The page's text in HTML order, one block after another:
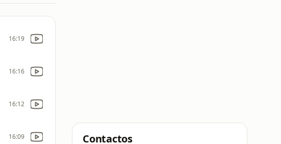
16:19
16:16
16:12
16:09 Contactos